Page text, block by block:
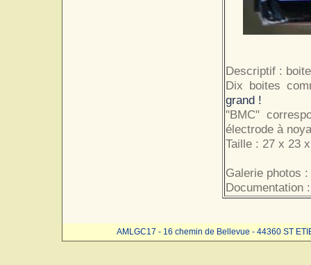
Descriptif :
Dix boites
grand !
"BMC"
électrode à
Taille : 27 x 23
Galerie photos :
Documentation :
AMLGC17 - 16 chemin de Bellevue - 44360 ST